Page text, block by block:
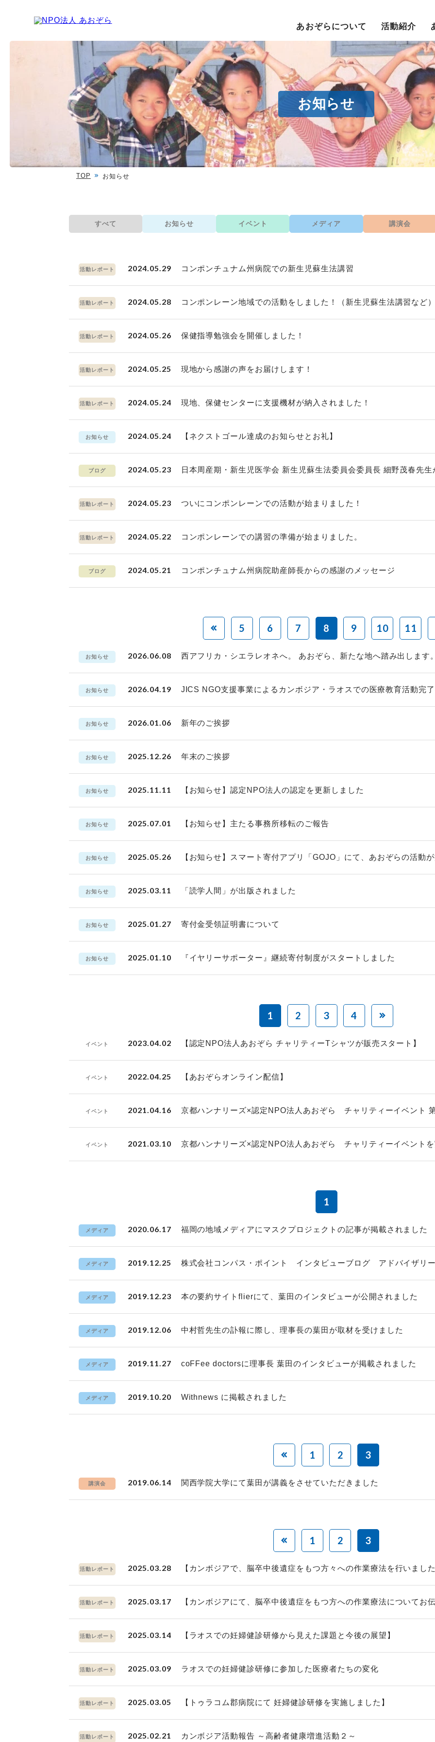
あおぞらについて 活動紹介
お知らせ
TOP お知らせ
すべて お知らせ イベント メディア 講演会
活動レポート 2024.05.29 コンポンチュナム州病院での新生児蘇生法講習
活動レポート 2024.05.28 コンポンレーン地域での活動をしました！（新生児蘇生法講習など）
活動レポート 2024.05.26 保健指導勉強会を開催しました！
活動レポート 2024.05.25 現地から感謝の声をお届けします！
活動レポート 2024.05.24 現地、保健センターに支援機材が納入されました！
お知らせ 2024.05.24 【ネクストゴール達成のお知らせとお礼】
ブログ 2024.05.23 日本周産期・新生児医学会 新生児蘇生法委員会委員長 細野茂春先
活動レポート 2024.05.23 ついにコンポンレーンでの活動が始まりました！
活動レポート 2024.05.22 コンポンレーンでの講習の準備が始まりました。
ブログ 2024.05.21 コンポンチュナム州病院助産師長からの感謝のメッセージ
5 6 7 8 9 10 11
お知らせ 2026.06.08 西アフリカ・シエラレオネへ。 あおぞら、新たな地へ踏み出します。
お知らせ 2026.04.19 JICS NGO支援事業によるカンボジア・ラオスでの医療教育活動完
お知らせ 2026.01.06 新年のご挨拶
お知らせ 2025.12.26 年末のご挨拶
お知らせ 2025.11.11 【お知らせ】認定NPO法人の認定を更新しました
お知らせ 2025.07.01 【お知らせ】主たる事務所移転のご報告
お知らせ 2025.05.26 【お知らせ】スマート寄付アプリ「GOJO」にて、あおぞらの活動
お知らせ 2025.03.11 「読学人間」が出版されました
お知らせ 2025.01.27 寄付金受領証明書について
お知らせ 2025.01.10 『イヤリーサポーター』継続寄付制度がスタートしました
1 2 3 4
イベント 2023.04.02 【認定NPO法人あおぞら チャリティーTシャツが販売スタート】
イベント 2022.04.25 【あおぞらオンライン配信】
イベント 2021.04.16 京都ハンナリーズ×認定NPO法人あおぞら チャリティーイベント
イベント 2021.03.10 京都ハンナリーズ×認定NPO法人あおぞら チャリティーイベントを
1
メディア 2020.06.17 福岡の地域メディアにマスクプロジェクトの記事が掲載されました
メディア 2019.12.25 株式会社コンパス・ポイント インタビューブログ アドバイザリ
メディア 2019.12.23 本の要約サイトflierにて、葉田のインタビューが公開されました
メディア 2019.12.06 中村哲先生の訃報に際し、理事長の葉田が取材を受けました
メディア 2019.11.27 coFFee doctorsに理事長 葉田のインタビューが掲載されました
メディア 2019.10.20 Withnews に掲載されました
1 2 3
講演会 2019.06.14 関西学院大学にて葉田が講義をさせていただきました
1 2 3
活動レポート 2025.03.28 【カンボジアで、脳卒中後遺症をもつ方々への作業療法を行いました
活動レポート 2025.03.17 【カンボジアにて、脳卒中後遺症をもつ方への作業療法についてお
活動レポート 2025.03.14 【ラオスでの妊婦健診研修から見えた課題と今後の展望】
活動レポート 2025.03.09 ラオスでの妊婦健診研修に参加した医療者たちの変化
活動レポート 2025.03.05 【トゥラコム郡病院にて 妊婦健診研修を実施しました】
活動レポート 2025.02.21 カンボジア活動報告 ～高齢者健康増進活動２～